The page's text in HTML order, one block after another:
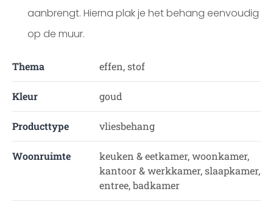
aanbrengt. Hierna plak je het behang eenvoudig
op de muur.
Thema effen, stof
Kleur goud
Producttype vliesbehang
Woonruimte
keuken & eetkamer, woonkamer,
kantoor & werkkamer, slaapkamer,
entree, badkamer